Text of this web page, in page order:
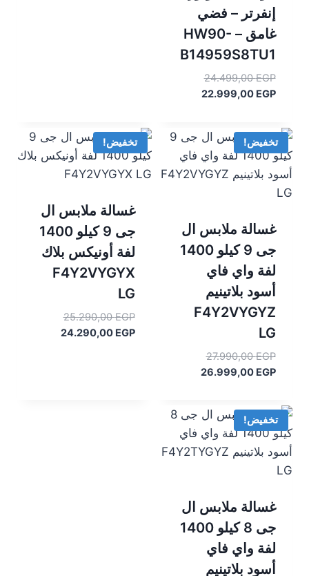
إنفرتر – فضي
غامق – HW90-
B14959S8TU1
24.499,00EGP
السعر
الأصلي22.999,00 EGP
السعر
22.999,00 EGP.
تخفيض!
غسالة ملابس ال
جى 9 كيلو 1400
لفة واي فاي
أسود بلاتينيم
F4Y2VYGYZ
LG
27.990,00EGP
السعر
الأصلي26.999,00 EGP
السعر
26.999,00 EGP.
تخفيض!
غسالة ملابس ال
جى 9 كيلو 1400
لفة أونيكس بلاك
F4Y2VYGYX
LG
25.290,00EGP
السعر
الأصلي24.290,00 EGP
السعر
تخفيض!
غسالة ملابس ال
جى 8 كيلو 1400
لفة واي فاي
أسود بلاتينيم